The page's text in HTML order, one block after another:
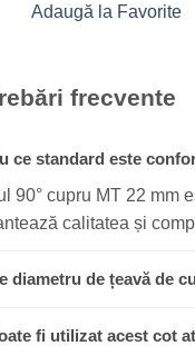
Adaugă la Favorite
frecvente
ce standard este
90° cupru MT 22 mm
calitatea și
diametru de țeavă de
fi utilizat acest cot